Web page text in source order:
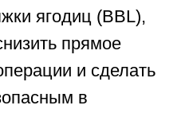
ягодиц (BBL),
прямое
и сделать
в